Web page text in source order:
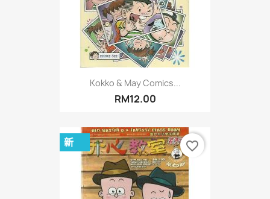
Kokko & May Comics...
RM12.00
新 favorite_border